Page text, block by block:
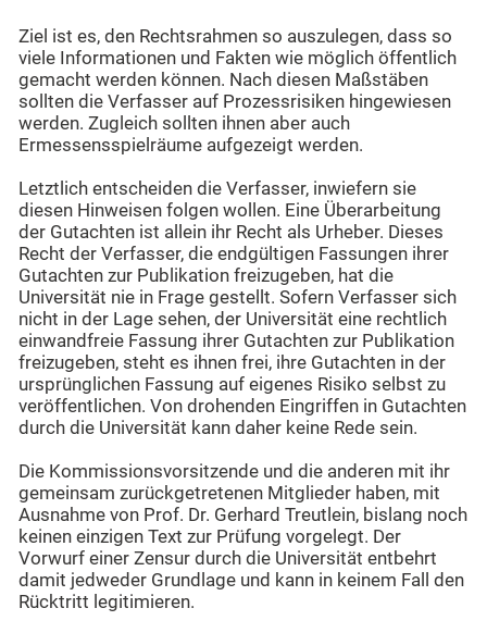
Ziel ist es, den Rechtsrahmen so auszulegen, dass so
viele Informationen und Fakten wie möglich öffentlich
gemacht werden können. Nach diesen Maßstäben
sollten die Verfasser auf Prozessrisiken hingewiesen
werden. Zugleich sollten ihnen aber auch
Ermessensspielräume aufgezeigt werden.
Letztlich entscheiden die Verfasser, inwiefern sie
diesen Hinweisen folgen wollen. Eine Überarbeitung
der Gutachten ist allein ihr Recht als Urheber. Dieses
Recht der Verfasser, die endgültigen Fassungen ihrer
Gutachten zur Publikation freizugeben, hat die
Universität nie in Frage gestellt. Sofern Verfasser sich
nicht in der Lage sehen, der Universität eine rechtlich
einwandfreie Fassung ihrer Gutachten zur Publikation
freizugeben, steht es ihnen frei, ihre Gutachten in der
ursprünglichen Fassung auf eigenes Risiko selbst zu
veröffentlichen. Von drohenden Eingriffen in Gutachten
durch die Universität kann daher keine Rede sein.
Die Kommissionsvorsitzende und die anderen mit ihr
gemeinsam zurückgetretenen Mitglieder haben, mit
Ausnahme von Prof. Dr. Gerhard Treutlein, bislang noch
keinen einzigen Text zur Prüfung vorgelegt. Der
Vorwurf einer Zensur durch die Universität entbehrt
damit jedweder Grundlage und kann in keinem Fall den
Rücktritt legitimieren.